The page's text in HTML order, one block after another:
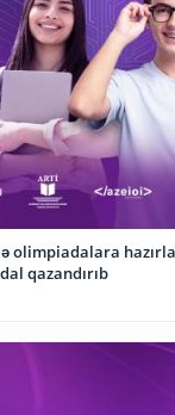
olimpiadalara
qazandırıb